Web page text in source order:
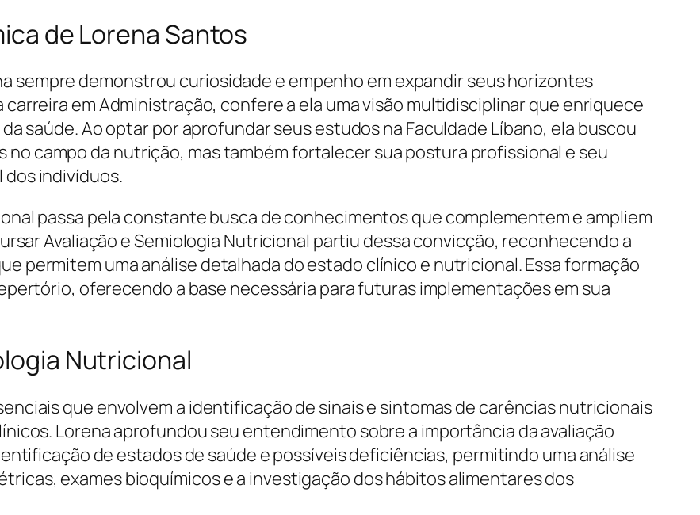
de Lorena Santos
sempre demonstrou curiosidade e empenho em expandir seus horizontes
em Administração, confere a ela uma visão multidisciplinar que enriquece
saúde. Ao optar por aprofundar seus estudos na Faculdade Líbano, ela buscou
no campo da nutrição, mas também fortalecer sua postura profissional e seu
indivíduos.
passa pela constante busca de conhecimentos que complementem e ampliem
Avaliação e Semiologia Nutricional partiu dessa convicção, reconhecendo a
permitem uma análise detalhada do estado clínico e nutricional. Essa formação
oferecendo a base necessária para futuras implementações em sua
Nutricional
que envolvem a identificação de sinais e sintomas de carências nutricionais
Lorena aprofundou seu entendimento sobre a importância da avaliação
de estados de saúde e possíveis deficiências, permitindo uma análise
exames bioquímicos e a investigação dos hábitos alimentares dos